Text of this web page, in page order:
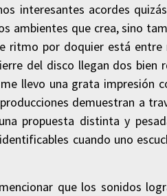
interesantes acordes
ambientes que crea, sino
ritmo por doquier está entre
del disco llegan dos bien
llevo una grata impresión
demuestran a
propuesta distinta y
cuando uno
que los sonidos